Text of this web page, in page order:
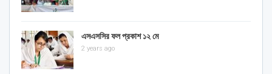
এসএসসির ফল প্রকাশ ১২ মে
2 years ago